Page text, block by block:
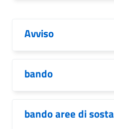
Avviso
bando
bando aree di sosta